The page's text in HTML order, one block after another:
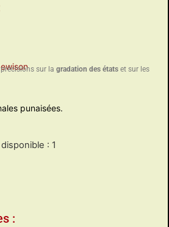
sur la gradation des états et sur les
punaisées.
: 1
: